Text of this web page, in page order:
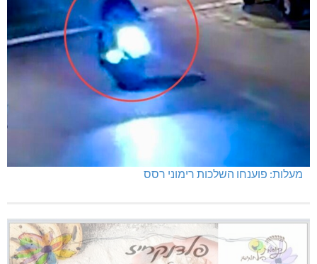
מעלות: פוענחו השלכות רימוני רסס